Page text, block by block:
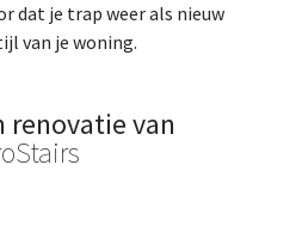
dat je trap weer als nieuw
van je woning.
renovatie van